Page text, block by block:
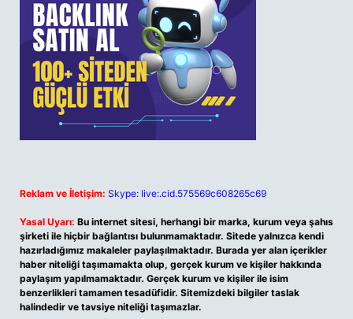
Reklam ve İletişim: Skype: live:.cid.575569c608265c69
Yasal Uyarı: Bu internet sitesi, herhangi bir marka, kurum veya şahıs
şirketi ile hiçbir bağlantısı bulunmamaktadır. Sitede yalnızca kendi
hazırladığımız makaleler paylaşılmaktadır. Burada yer alan içerikler
haber niteliği taşımamakta olup, gerçek kurum ve kişiler hakkında
paylaşım yapılmamaktadır. Gerçek kurum ve kişiler ile isim
benzerlikleri tamamen tesadüfidir. Sitemizdeki bilgiler taslak
halindedir ve tavsiye niteliği taşımazlar.